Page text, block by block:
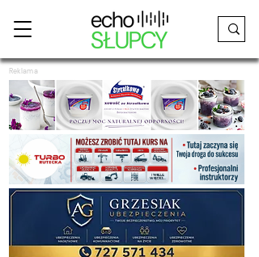
Reklama